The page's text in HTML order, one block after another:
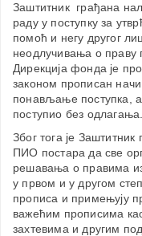
Заштитник грађана
раду у поступку за
помоћ и негу другог
неодлучивања о
Дирекција фонда је
законом прописан
понављање поступка, а
поступио без одлагања.
Због тога је
ПИО постара да све
решавања о правима из
у првом и у другом
прописа и примењују
важећим прописима
захтевима и другим